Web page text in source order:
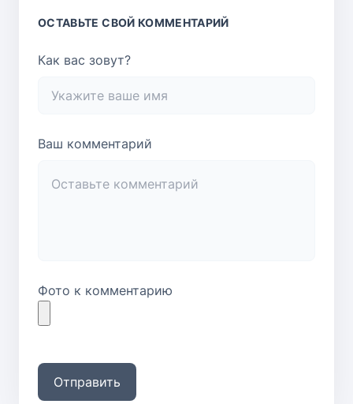
ОСТАВЬТЕ СВОЙ КОММЕНТАРИЙ
Как вас зовут?
Ваш комментарий
Фото к комментарию
Отправить